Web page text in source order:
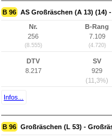
B 96 AS Großräschen (A 13) (14)
Nr.
256
(8.555)
B-Rang
7.109
(4.720)
DTV
8.217
SV
929
(11,3%)
Infos...
B 96 Großräschen (L 53) -